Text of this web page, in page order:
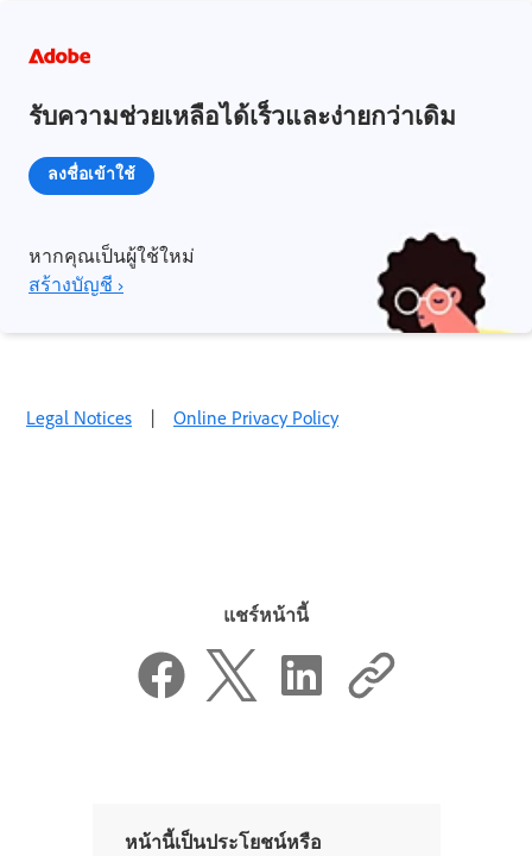
รับความช่วยเหลือได้เร็วและง่ายกว่าเดิม
ลงชื่อเข้าใช้
หากคุณเป็นผู้ใช้ใหม่
สร้างบัญชี ›
Legal Notices | Online Privacy Policy
แชร์หน้านี้
หน้านี้เป็นประโยชน์หรือ